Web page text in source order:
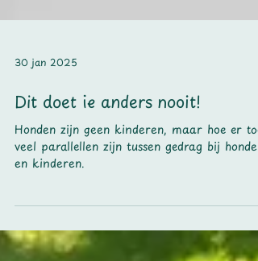
30 jan 2025
Dit doet ie anders nooit!
Honden zijn geen kinderen, maar hoe er
en kinderen.